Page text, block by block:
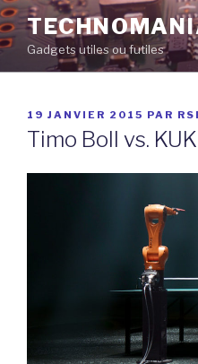
Aller
au
contenu
principal
Gadgets utiles ou futiles
PUBLIÉ
LE
19 JANVIER 2015 PAR
Timo Boll vs.